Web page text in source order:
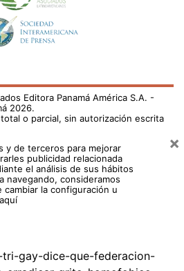
Editora Panamá América S.A. -
2026.
o parcial, sin autorización escrita
y de terceros para mejorar
publicidad relacionada
el análisis de sus hábitos
navegando, consideramos
cambiar la configuración u
×
gay-dice-que-federacion-